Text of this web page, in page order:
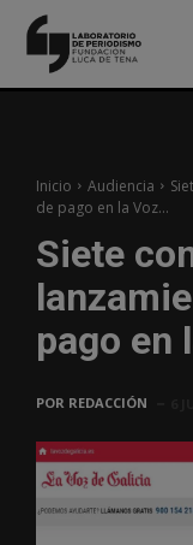
Inicio Audiencia
de pago en la Voz...
Siete
pago en
POR REDACCIÓN